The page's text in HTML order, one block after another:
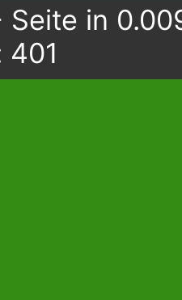
Seite in
401